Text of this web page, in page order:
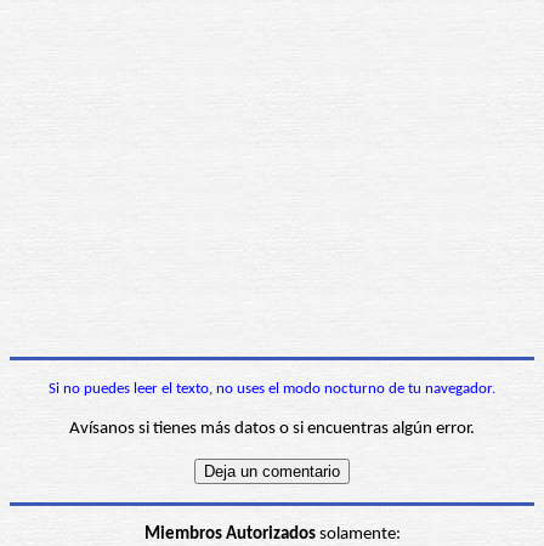
Si no puedes leer el texto, no uses el modo nocturno de tu navegador.
Avísanos si tienes más datos o si encuentras algún error.
Miembros Autorizadossolamente: